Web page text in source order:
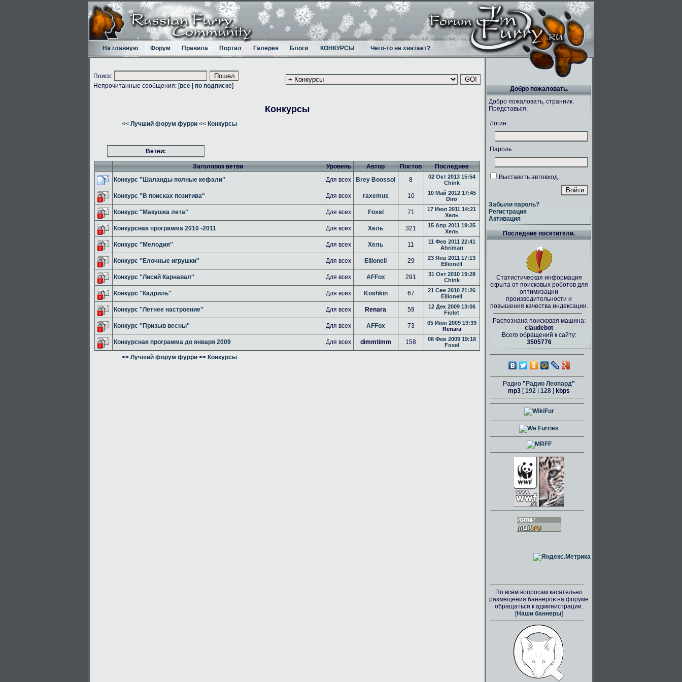
На главную Форум Правила Портал Галерея Блоги КОНКУРСЫ Чего-то не хватает?
Поиск:
Непрочитанные сообщения: [все по подписке]
Конкурсы
<< Лучший форум фурри << Конкурсы
Ветви:
Заголовок ветви Уровень Автор Постов
Последнее
Конкурс "Шаланды полные кефали"
Для всех Brey Boossol 8
02 Окт 2013 15:54
Chink
Конкурс "В поисках позитива" Для всех raxemus 10
10 Май 2012 17:45
Diro
Конкурс "Макушка лета" Для всех Foxel 71
17 Июл 2011 14:21
Хель
Конкурсная программа 2010 -2011 Для всех Хель 321
15 Апр 2011 19:25
Хель
Конкурс ''Мелодия'' Для всех Хель 11
11 Фев 2011 22:41
Ahriman
Конкурс ''Елочные игрушки'' Для всех Ellionell 29
23 Янв 2011 17:13
Ellionell
Конкурс ''Лисий Карнавал'' Для всех AFFox 291
31 Окт 2010 19:28
Chink
Конкурс ''Кадриль'' Для всех Koshkin 67
21 Сен 2010 21:26
Ellionell
Конкурс ''Летнее настроение'' Для всех Renara 59
12 Дек 2009 13:06
Fiolet
Конкурс ''Призыв весны'' Для всех AFFox 73
05 Июн 2009 19:39
Renara
Конкурсная программа до января 2009 Для всех dimmtimm 158
08 Фев 2009 19:18
Foxel
<< Лучший форум фурри << Конкурсы
Добро пожаловать.
Добро пожаловать, странник.
Представься:
Логин:
Пароль:
Выставить автовход.
Забыли пароль?
Регистрация
Активация
Последние посетители.
Статистическая информация
скрыта от поисковых роботов для
оптимизации
производительности и
повышения качества индексации.
Распознана поисковая машина:
claudebot
Всего обращений к сайту:
3505776
Радио " Радио Леопард"
mp3 [192 128 ] kbps
По всем вопросам касательно
размещения баннеров на форуме
обращаться к администрации.
[Наши баннеры]